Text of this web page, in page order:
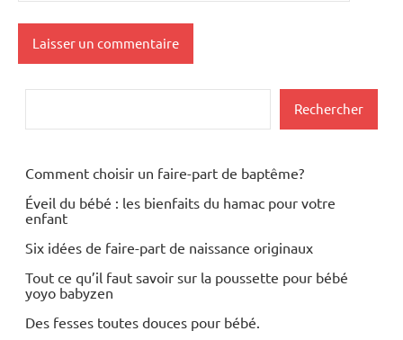
Rechercher
Comment choisir un faire-part de baptême?
Éveil du bébé : les bienfaits du hamac pour votre
enfant
Six idées de faire-part de naissance originaux
Tout ce qu’il faut savoir sur la poussette pour bébé
yoyo babyzen
Des fesses toutes douces pour bébé.